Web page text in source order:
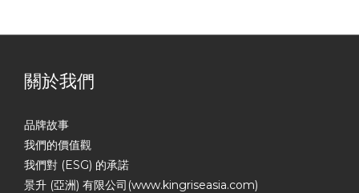
關於我們
品牌故事
我們的價值觀
我們對 (ESG) 的承諾
景升 (亞洲) 有限公司(www.kingriseasia.com)